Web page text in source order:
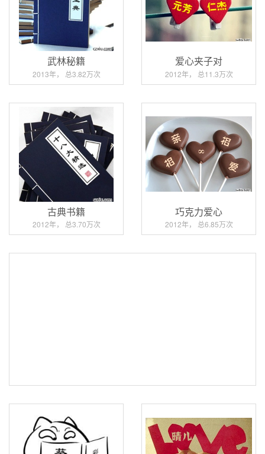
武林秘籍
2013年， 总3.82万次
爱心夹子对
2012年， 总11.3万次
古典书籍
2012年， 总3.70万次
巧克力爱心
2012年， 总6.85万次